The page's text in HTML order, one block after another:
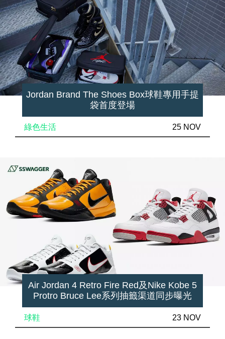
Jordan Brand The Shoes Box球鞋專用手提
袋首度登場
綠色生活 25 NOV
Air Jordan 4 Retro Fire Red及Nike Kobe 5
Protro Bruce Lee系列抽籤渠道同步曝光
球鞋 23 NOV